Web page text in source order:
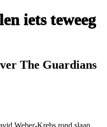
iets teweeg
The Guardians
Weber-Krebs rond slaap.